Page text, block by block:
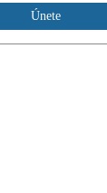
Únete